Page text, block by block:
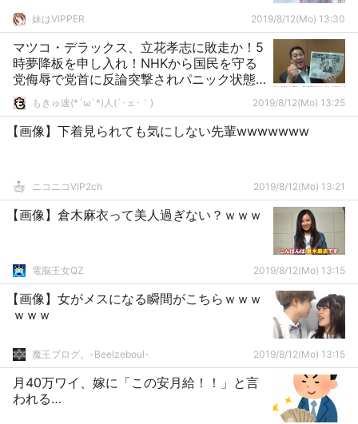
妹はVIPPER 2019/8/12(Mo) 13:30
マツコ・デラックス、立花孝志に敗走か！5
時夢降板を申し入れ！NHKから国民を守る
党侮辱で党首に反論突撃されパニック状態
に！番組画像あり
もきゅ速(*´ω`*)人(´･ェ･｀) 2019/8/12(Mo) 13:25
【画像】下着見られても気にしない先輩wwwwwww
ニコニコVIP2ch 2019/8/12(Mo) 13:21
【画像】倉木麻衣って美人過ぎない？ｗｗｗ
電脳王女QZ 2019/8/12(Mo) 13:15
【画像】女がメスになる瞬間がこちらｗｗｗ
ｗｗｗ
魔王ブログ。-Beelzeboul- 2019/8/12(Mo) 13:15
月40万ワイ、嫁に「この安月給！！」と言
われる…